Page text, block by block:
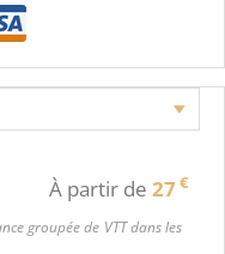
À partir de 27€
groupée de VTT dans les